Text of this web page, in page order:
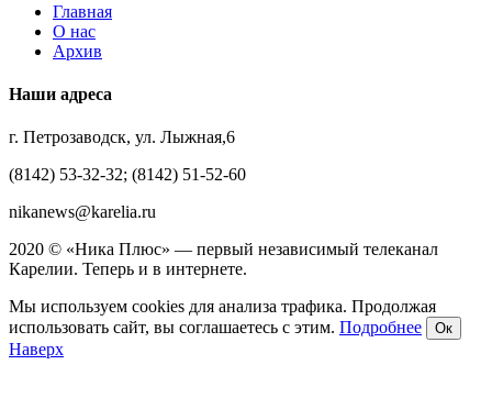
Главная
О нас
Архив
Наши адреса
г. Петрозаводск, ул. Лыжная,6
(8142) 53-32-32; (8142) 51-52-60
nikanews@karelia.ru
2020 © «Ника Плюс» — первый независимый телеканал
Карелии. Теперь и в интернете.
Мы используем cookies для анализа трафика. Продолжая
использовать сайт, вы соглашаетесь с этим. Подробнее Ок
Наверх